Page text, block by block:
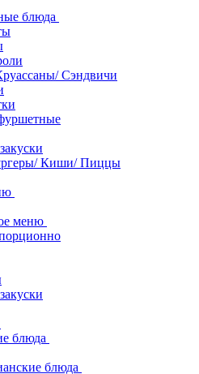
блюда
Сэндвичи
Киши/ Пиццы
меню
блюда
блюда